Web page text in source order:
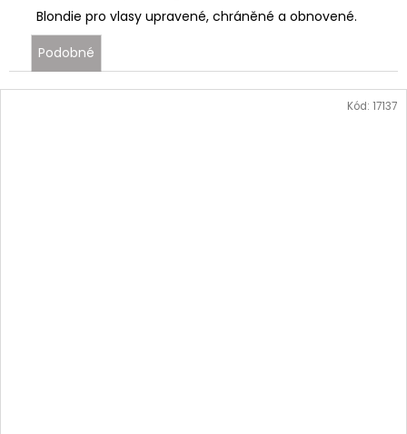
Blondie pro vlasy upravené, chráněné a obnovené.
Podobné
Kód: 17137